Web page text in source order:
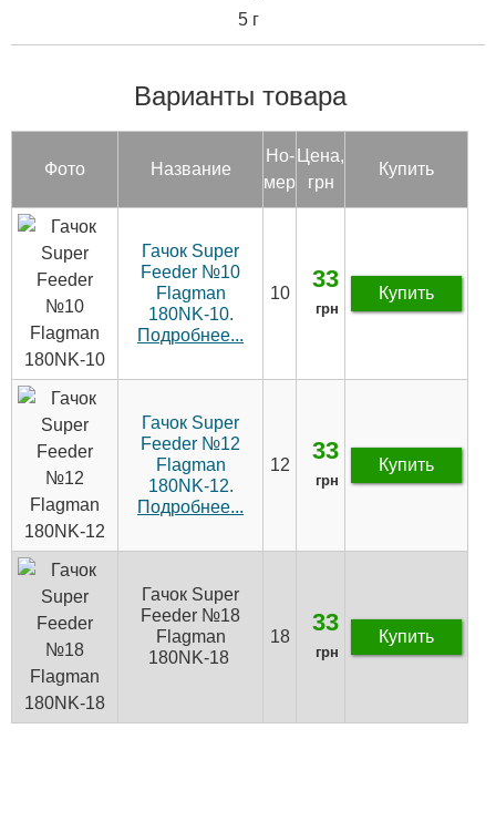
5 г
Варианты товара
Фото Название
Но­
мер
Цена,
грн
Купить
Гачок Super
Feeder №10
Flagman
180NK-10.
Подробнее...
10
33
грн
Купить
Гачок Super
Feeder №12
Flagman
180NK-12.
Подробнее...
12
33
грн
Купить
Гачок Super
Feeder №18
Flagman
180NK-18
18
33
грн
Купить